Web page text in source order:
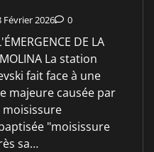
Février 2026 0
DE LA
La station
fait face à une
majeure causée par
moisissure
"moisissure
sa…